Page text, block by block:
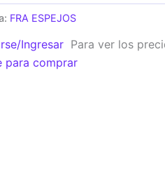
FRA ESPEJOS
Ingresar Para ver los
para comprar